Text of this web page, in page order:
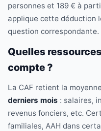
personnes et 189 € à
applique cette déduction
question correspondante.
Quelles
compte ?
La CAF retient la
derniers mois : salaires,
revenus fonciers, etc.
familiales, AAH dans